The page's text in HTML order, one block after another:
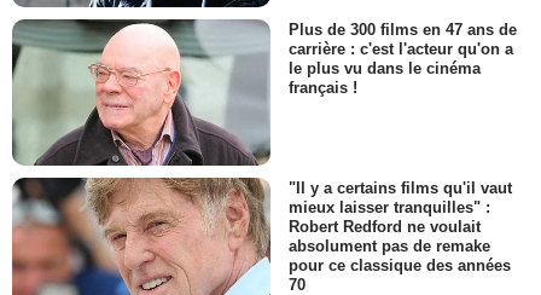
Plus de 300 films en 47 ans de
carrière : c'est l'acteur qu'on a
le plus vu dans le cinéma
français !
"Il y a certains films qu'il vaut
mieux laisser tranquilles" :
Robert Redford ne voulait
absolument pas de remake
pour ce classique des années
70